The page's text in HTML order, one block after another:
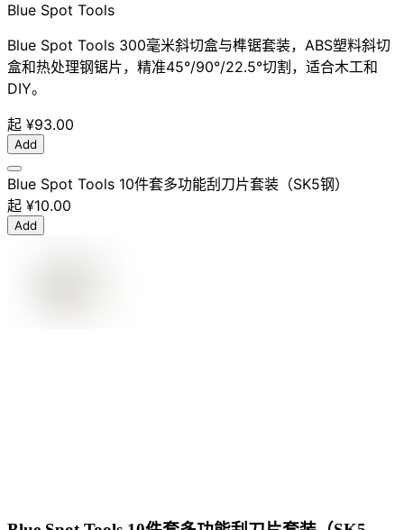
Blue Spot Tools
Blue Spot Tools 300毫米斜切盒与榫锯套装，ABS塑料斜切
盒和热处理钢锯片，精准45°/90°/22.5°切割，适合木工和
DIY。
起 ¥93.00
Add
Blue Spot Tools 10件套多功能刮刀片套装（SK5钢）
起 ¥10.00
Add